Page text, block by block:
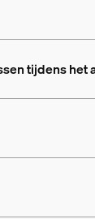
tijdens het